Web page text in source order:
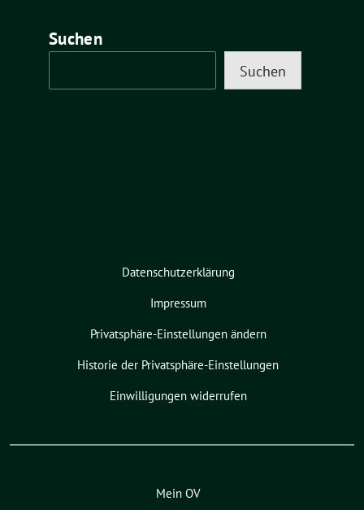
Suchen
Suchen
Datenschutzerklärung
Impressum
Privatsphäre-Einstellungen ändern
Historie der Privatsphäre-Einstellungen
Einwilligungen widerrufen
Mein OV